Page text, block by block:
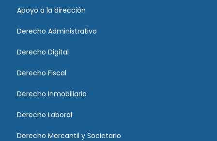
Apoyo a la dirección
Derecho Administrativo
Derecho Digital
Derecho Fiscal
Derecho Inmobiliario
Derecho Laboral
Derecho Mercantil y Societario